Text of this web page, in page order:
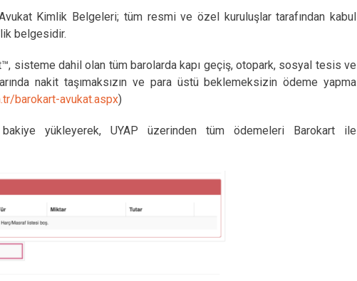
Kimlik Belgeleri; tüm resmi ve özel kuruluşlar tarafından kabul
belgesidir.
sisteme dahil olan tüm barolarda kapı geçiş, otopark, sosyal tesis ve
nakit taşımaksızın ve para üstü beklemeksizin ödeme yapma
barokart-avukat.aspx)
yükleyerek, UYAP üzerinden tüm ödemeleri Barokart ile